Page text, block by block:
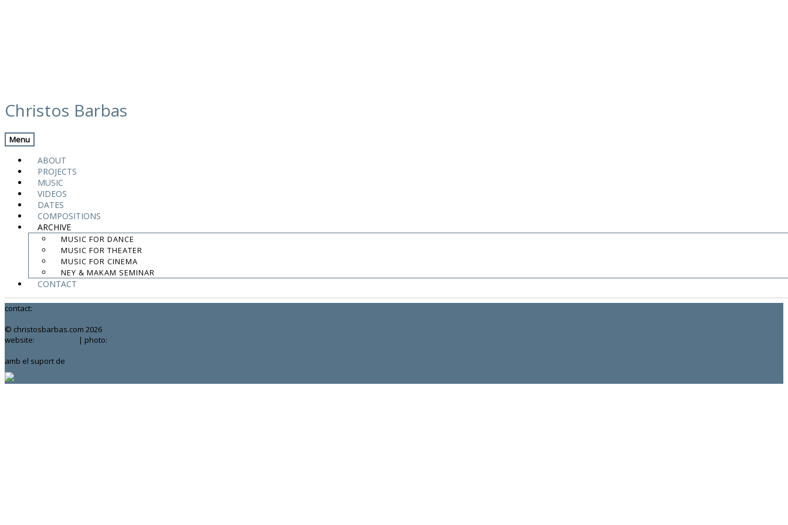
to
content
Christos Barbas
Menu
ABOUT
PROJECTS
MUSIC
VIDEOS
DATES
COMPOSITIONS
ARCHIVE
MUSIC FOR DANCE
MUSIC FOR THEATER
MUSIC FOR CINEMA
NEY & MAKAM SEMINAR
CONTACT
καλά το λέν για το φεγγάρι (what they say about the moon is true) – giorgos kalogirou (2009)
Του τραπεζιού (Table song) – (Γιώργος Ξυλούρης / Giorgos Xilouris)
Artist
Giwrgos Kaloghrou
Released
2009
Του τραπεζιού (Table song) – (Γιώργος Ξυλούρης / Giorgos Xilouris)
.
contact:
© christosbarbas.com 2026
website:
| photo:
amb el suport de